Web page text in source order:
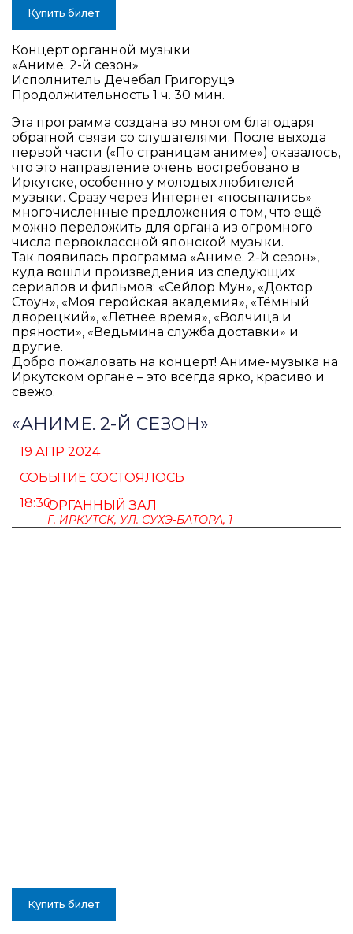
Купить билет
Концерт органной музыки
«Аниме. 2-й сезон»
Исполнитель Дечебал Григоруцэ
Продолжительность 1 ч. 30 мин.
Эта программа создана во многом благодаря
обратной связи со слушателями. После выхода
первой части («По страницам аниме») оказалось,
что это направление очень востребовано в
Иркутске, особенно у молодых любителей
музыки. Сразу через Интернет «посыпались»
многочисленные предложения о том, что ещё
можно переложить для органа из огромного
числа первоклассной японской музыки.
Так появилась программа «Аниме. 2-й сезон»,
куда вошли произведения из следующих
сериалов и фильмов: «Сейлор Мун», «Доктор
Стоун», «Моя геройская академия», «Тёмный
дворецкий», «Летнее время», «Волчица и
пряности», «Ведьмина служба доставки» и
другие.
Добро пожаловать на концерт! Аниме-музыка на
Иркутском органе – это всегда ярко, красиво и
свежо.
«АНИМЕ. 2-Й СЕЗОН»
19 АПР 2024
СОБЫТИЕ СОСТОЯЛОСЬ
18:30ОРГАННЫЙ ЗАЛ
Г. ИРКУТСК, УЛ. СУХЭ-БАТОРА, 1
Купить билет